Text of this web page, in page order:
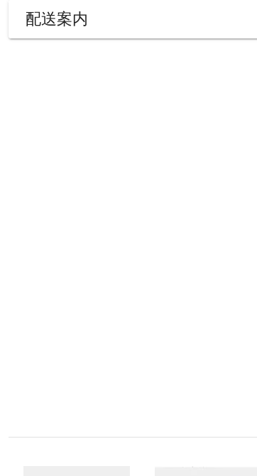
配送案内